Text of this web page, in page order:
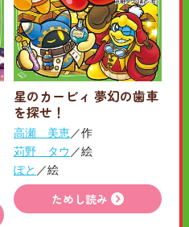
星のカービィ 夢幻の歯車
を探せ！
高瀬 美恵／作
苅野 タウ ／絵
ぽと ／絵
ためし読み